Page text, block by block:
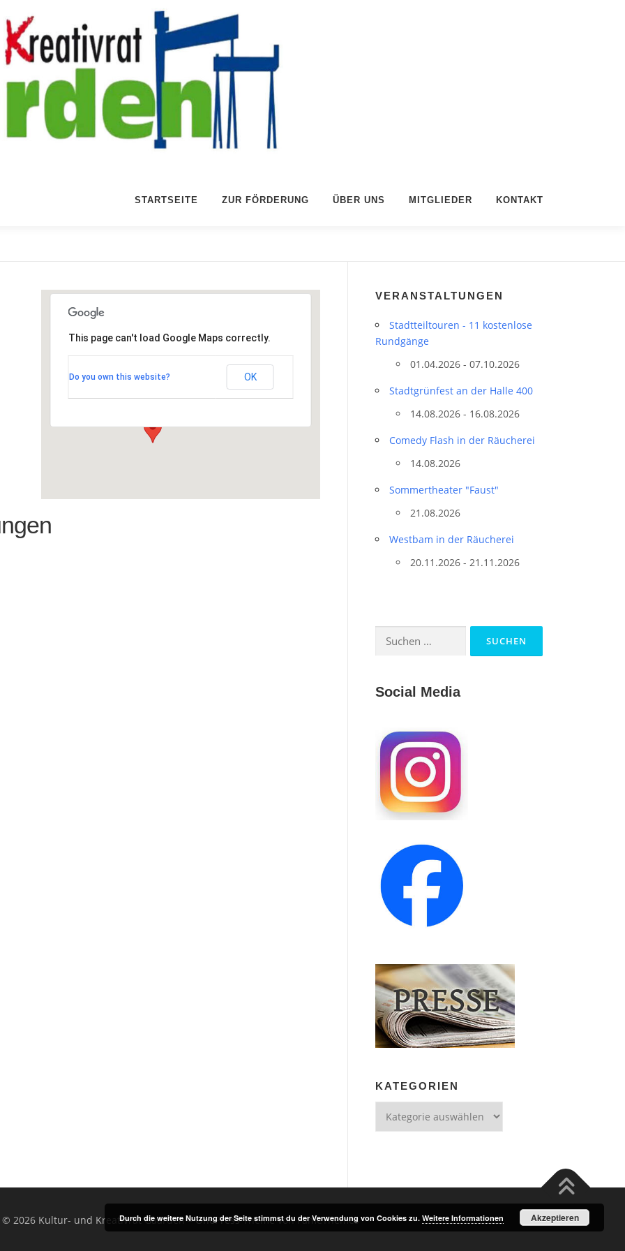
STARTSEITE ZUR FÖRDERUNG ÜBER UNS MITGLIEDER KONTAKT
Lorenzendamm 6/8 - Kiel
Veranstaltungen
This page can't load Google Maps correctly.
Do you own this website? OK
VERANSTALTUNGEN
Stadtteil­touren - 11 kostenlose
Rundgänge
01.04.2026 - 07.10.2026
Stadtgrünfest an der Halle 400
14.08.2026 - 16.08.2026
Comedy Flash in der Räucherei
14.08.2026
Sommertheater "Faust"
21.08.2026
Westbam in der Räucherei
20.11.2026 - 21.11.2026
Suchen
Social Media
KATEGORIEN
© 2026 Kultur- und Kreativrat Gaarden–OnePressTheme von FameThemes
Durch die weitere Nutzung der Seite stimmst du der Verwendung von Cookies zu. Weitere Informationen Akzeptieren